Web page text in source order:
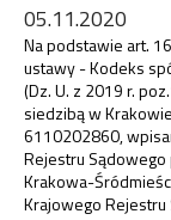
05.11.2020
Na podstawie art.
ustawy - Kodeks
(Dz. U. z 2019 r.
siedzibą w
6110202860,
Rejestru
Krakowa-
Krajowego